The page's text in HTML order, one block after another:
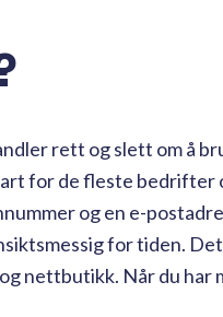
rett og slett om å
for de fleste bedrifter
og en e-
for tiden.
nettbutikk. Når du har